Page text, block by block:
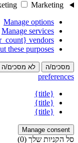
Marketing
Manage options
Manage services
vendors
these purposes
מסכים/ה לא מסכים/ה
preferences
{title}
{title}
{title}
Manage consent
סל הקניות שלך (0)